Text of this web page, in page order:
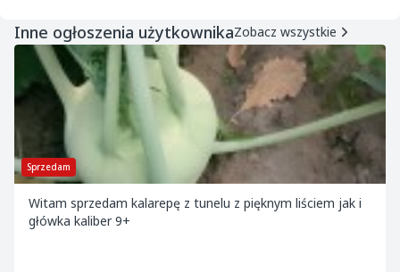
Inne ogłoszenia użytkownikaZobacz wszystkie
Sprzedam
Witam sprzedam kalarepę z tunelu z pięknym liściem jak i
główka kaliber 9+